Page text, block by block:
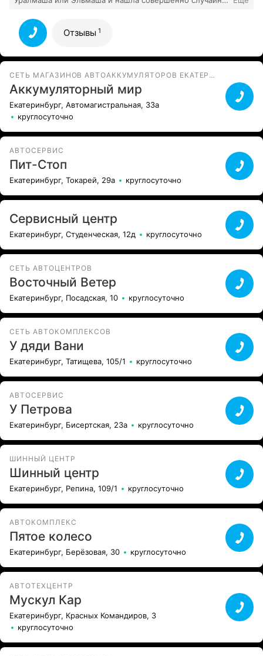
Отзывы 1
СЕТЬ МАГАЗИНОВ АВТОАККУМУЛЯТОРОВ ЕКАТЕРИНБУРГ
Аккумуляторный мир
Екатеринбург, Автомагистральная, 33а
круглосуточно
АВТОСЕРВИС
Пит-Стоп
Екатеринбург, Токарей, 29а круглосуточно
Сервисный центр
Екатеринбург, Студенческая, 12д круглосуточно
СЕТЬ АВТОЦЕНТРОВ
Восточный Ветер
Екатеринбург, Посадская, 10 круглосуточно
СЕТЬ АВТОКОМПЛЕКСОВ
У дяди Вани
Екатеринбург, Татищева, 105/1 круглосуточно
АВТОСЕРВИС
У Петрова
Екатеринбург, Бисертская, 23а круглосуточно
ШИННЫЙ ЦЕНТР
Шинный центр
Екатеринбург, Репина, 109/1 круглосуточно
АВТОКОМПЛЕКС
Пятое колесо
Екатеринбург, Берёзовая, 30 круглосуточно
АВТОТЕХЦЕНТР
Мускул Кар
Екатеринбург, Красных Командиров, 3
круглосуточно